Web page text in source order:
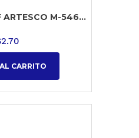
ARTESCO M-546...
2.70
CARRITO